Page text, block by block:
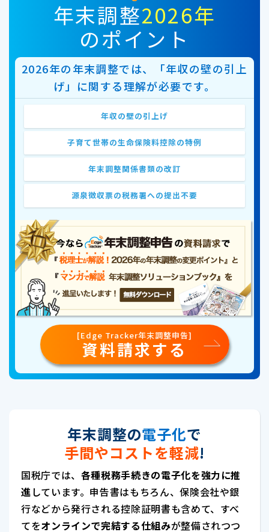
年末調整2026年
のポイント
2026年の年末調整では、「年収の壁の引上
げ」に関する理解が必要です。
年収の壁の引上げ
子育て世帯の生命保険料控除の特例
年末調整関係書類の改訂
源泉徴収票の税務署への提出不要
[Edge Tracker年末調整申告]
資料請求する
年末調整の電子化で
手間やコストを軽減!
国税庁では、 各種税務手続きの電子化を強力に推
進 しています。申告書はもちろん、保険会社や銀
行などから発行される控除証明書も含めて、すべ
てをオンラインで完結する仕組みが整備されつつ